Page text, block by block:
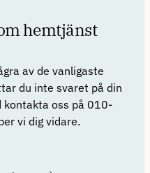
hemtjänst
av de vanligaste
du inte svaret på din
kontakta oss på 010-
vi dig vidare.